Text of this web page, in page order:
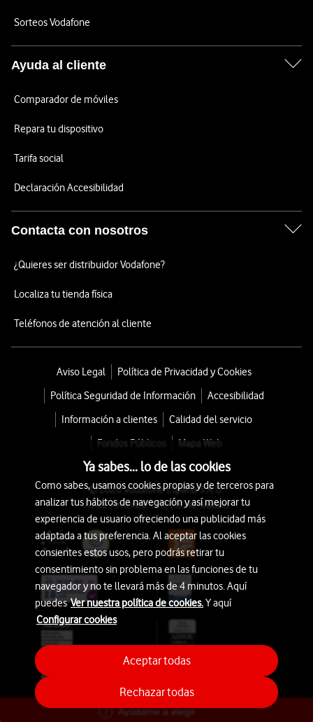
Ayúdame a elegir
Sorteos Vodafone
Ayuda al cliente
Comparador de móviles
Repara tu dispositivo
Tarifa social
Declaración Accesibilidad
Contacta con nosotros
¿Quieres ser distribuidor Vodafone?
Localiza tu tienda física
Teléfonos de atención al cliente
Aviso Legal
Política de Privacidad y Cookies
Política Seguridad de Información
Accesibilidad
Información a clientes
Calidad del servicio
Fondos Públicos
Mapa Web
© 2026 Vodafone España S.A.U.
Avda. América 115, 28042 Madrid
Ya sabes... lo de las cookies
Como sabes, usamos cookies propias y de terceros para
analizar tus hábitos de navegación y así mejorar tu
experiencia de usuario ofreciendo una publicidad más
adaptada a tus preferencia. Al aceptar las cookies
consientes estos usos, pero podrás retirar tu
consentimiento sin problema en las funciones de tu
navegador y no te llevará más de 4 minutos. Aquí
puedesVer nuestra política de cookies.Y aquí
Configurar cookies
Rechazar todas
Aceptar todas